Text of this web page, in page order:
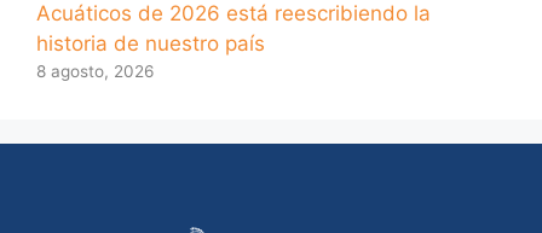
Acuáticos de 2026 está reescribiendo la
historia de nuestro país
8 agosto, 2026